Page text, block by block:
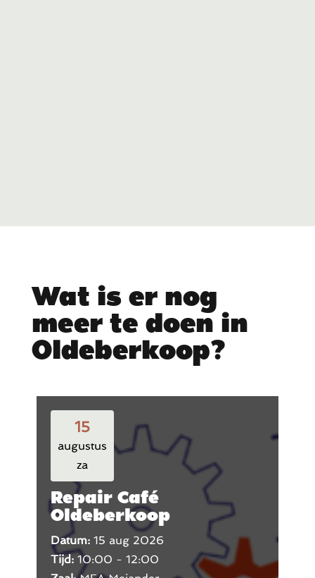
Wat is er nog
meer te doen in
Oldeberkoop?
15
augustus
za
Repair Café
Oldeberkoop
Datum: 15 aug 2026
Tijd: 10:00 - 12:00